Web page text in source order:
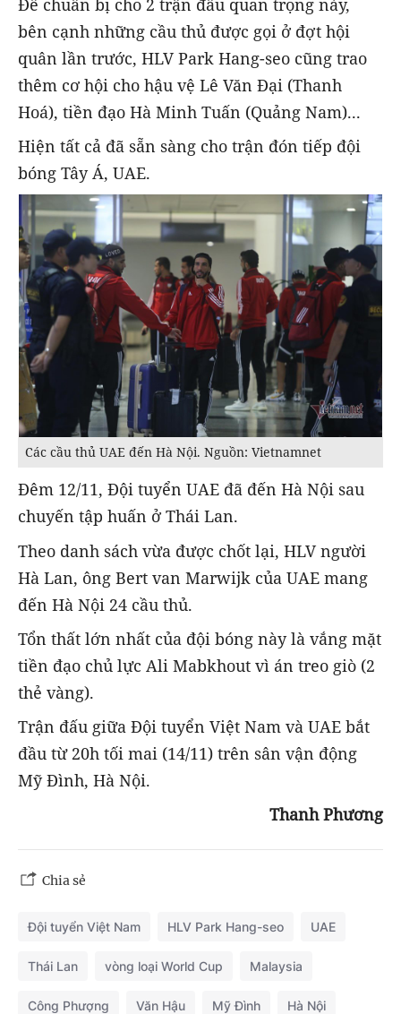
Để chuẩn bị cho 2 trận đấu quan trọng này,
bên cạnh những cầu thủ được gọi ở đợt hội
quân lần trước, HLV Park Hang-seo cũng trao
thêm cơ hội cho hậu vệ Lê Văn Đại (Thanh
Hoá), tiền đạo Hà Minh Tuấn (Quảng Nam)...
Hiện tất cả đã sẵn sàng cho trận đón tiếp đội
bóng Tây Á, UAE.
Các cầu thủ UAE đến Hà Nội. Nguồn: Vietnamnet
Đêm 12/11, Đội tuyển UAE đã đến Hà Nội sau
chuyến tập huấn ở Thái Lan.
Theo danh sách vừa được chốt lại, HLV người
Hà Lan, ông Bert van Marwijk của UAE mang
đến Hà Nội 24 cầu thủ.
Tổn thất lớn nhất của đội bóng này là vắng mặt
tiền đạo chủ lực Ali Mabkhout vì án treo giò (2
thẻ vàng).
Trận đấu giữa Đội tuyển Việt Nam và UAE bắt
đầu từ 20h tối mai (14/11) trên sân vận động
Mỹ Đình, Hà Nội.
Thanh Phương
Chia sẻ
Đội tuyển Việt Nam HLV Park Hang-seo UAE
Thái Lan vòng loại World Cup Malaysia
Công Phượng Văn Hậu Mỹ Đình Hà Nội